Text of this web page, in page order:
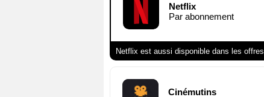
Netflix
Par abonnement
Netflix est aussi disponible dans les offres
Cinémutins